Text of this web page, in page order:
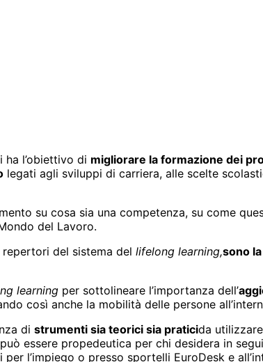
ha l’obiettivo di migliorare la formazione dei
legati agli sviluppi di carriera, alle scelte
su cosa sia una competenza, su come
del Lavoro.
del sistema del lifelong learning,sono
learning per sottolineare l’importanza dell’a
così anche la mobilità delle persone
di strumenti sia teorici sia praticida
essere propedeutica per chi desidera in
l’impiego o presso sportelli EuroDesk e